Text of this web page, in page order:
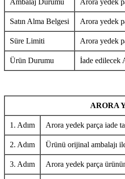
Ambalaj Durumu Arora yedek
Satın Alma Belgesi Arora yedek
Süre Limiti Arora yedek
Ürün Durumu İade edilecek
ARORA
1. Adım Arora yedek parça iade
2. Adım Ürünü orijinal ambalajı
3. Adım Arora yedek parça